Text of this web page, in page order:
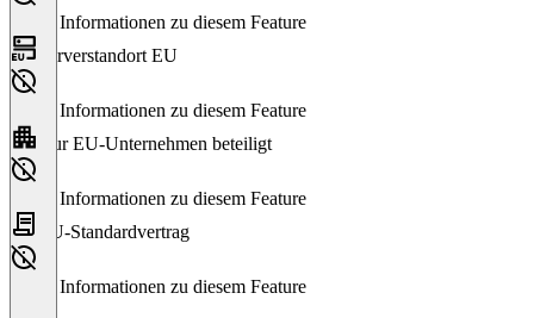
Keine Informationen zu diesem Feature
Serverstandort EU
Keine Informationen zu diesem Feature
Nur EU-Unternehmen beteiligt
Keine Informationen zu diesem Feature
EU-Standardvertrag
Keine Informationen zu diesem Feature